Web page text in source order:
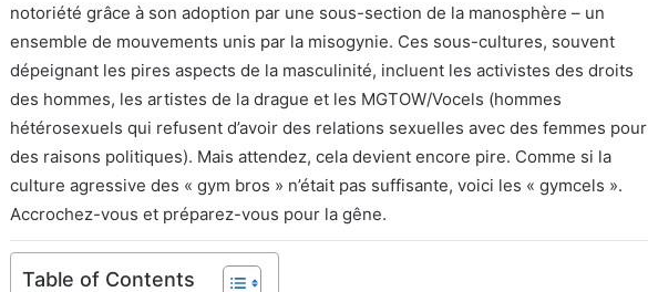
notoriété grâce à son adoption par une sous-section de la manosphère – un
ensemble de mouvements unis par la misogynie. Ces sous-cultures, souvent
dépeignant les pires aspects de la masculinité, incluent les activistes des droits
des hommes, les artistes de la drague et les MGTOW/Vocels (hommes
hétérosexuels qui refusent d’avoir des relations sexuelles avec des femmes pour
des raisons politiques). Mais attendez, cela devient encore pire. Comme si la
culture agressive des « gym bros » n’était pas suffisante, voici les « gymcels ».
Accrochez-vous et préparez-vous pour la gêne.
Table of Contents